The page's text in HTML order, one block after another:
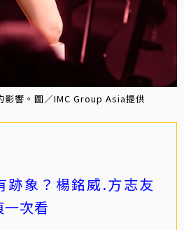
影響。圖／IMC Group Asia提供
跡象？楊銘威.方志友
次看